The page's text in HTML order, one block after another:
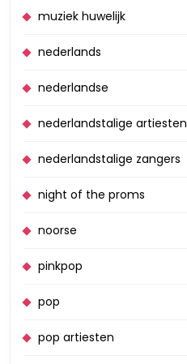
muziek huwelijk
nederlands
nederlandse
nederlandstalige artiesten
nederlandstalige zangers
night of the proms
noorse
pinkpop
pop
pop artiesten